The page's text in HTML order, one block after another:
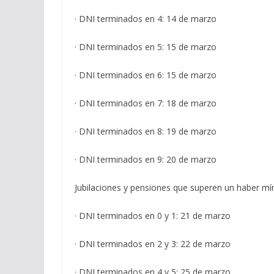
· DNI terminados en 4: 14 de marzo
· DNI terminados en 5: 15 de marzo
· DNI terminados en 6: 15 de marzo
· DNI terminados en 7: 18 de marzo
· DNI terminados en 8: 19 de marzo
· DNI terminados en 9: 20 de marzo
Jubilaciones y pensiones que superen un haber
· DNI terminados en 0 y 1: 21 de marzo
· DNI terminados en 2 y 3: 22 de marzo